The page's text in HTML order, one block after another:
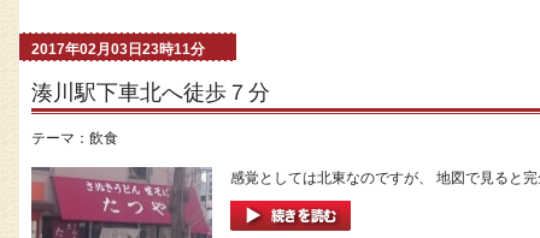
2017年02月03日23時11分
湊川駅下車北へ徒歩７分
テーマ： 飲食
感覚としては北東なのですが、 地図で見ると